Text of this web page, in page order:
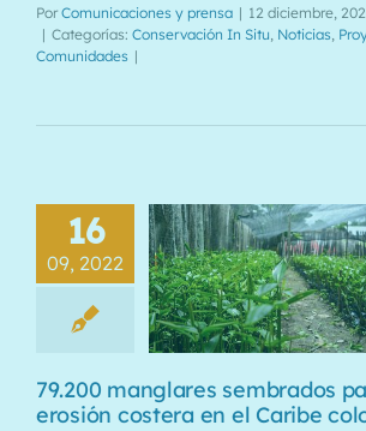
Por Comunicaciones y prensa | 12 diciembre,
| Categorías: Conservación In Situ, Noticias,
Comunidades |
16
09, 2022
79.200 manglares sembrados
erosión costera en el Caribe